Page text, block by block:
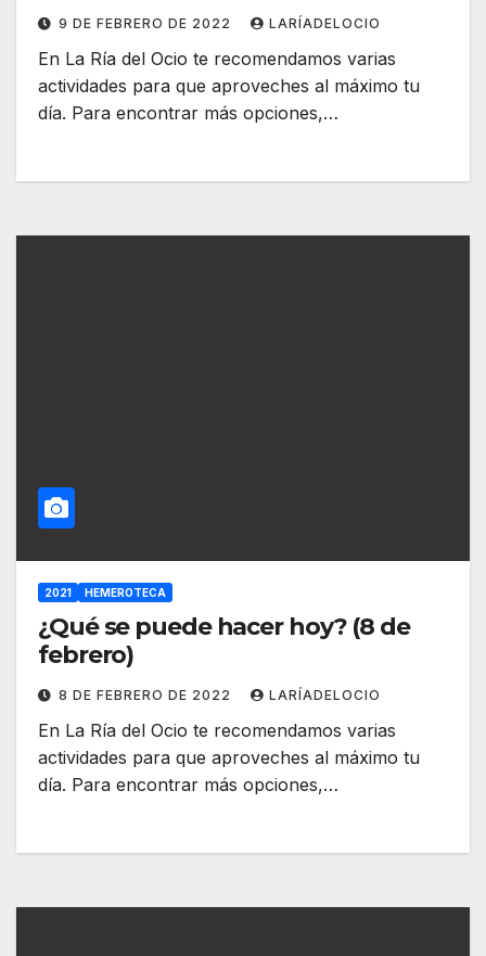
9 DE FEBRERO DE 2022 LARÍADELOCIO
En La Ría del Ocio te recomendamos varias
actividades para que aproveches al máximo tu
día. Para encontrar más opciones,…
2021 HEMEROTECA
¿Qué se puede hacer hoy? (8 de
febrero)
8 DE FEBRERO DE 2022 LARÍADELOCIO
En La Ría del Ocio te recomendamos varias
actividades para que aproveches al máximo tu
día. Para encontrar más opciones,…